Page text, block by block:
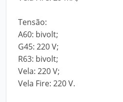
Tensão:
A60: bivolt;
G45: 220 V;
R63: bivolt;
Vela: 220 V;
Vela Fire: 220 V.